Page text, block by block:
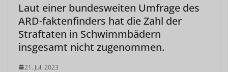
Laut einer bundesweiten Umfrage des
ARD-faktenfinders hat die Zahl der
Straftaten in Schwimmbädern
insgesamt nicht zugenommen.
21. Juli 2023